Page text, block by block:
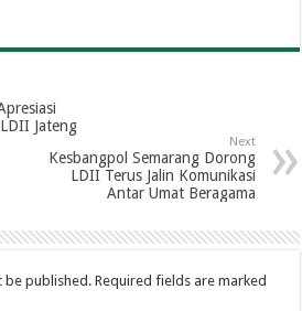
Jateng
Next
Kesbangpol Semarang Dorong
LDII Terus Jalin Komunikasi
Antar Umat Beragama
be published. Required fields are marked